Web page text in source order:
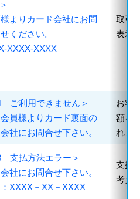
よりカード会社にお問
ください。
XXXX-XXXX
取引
表示
ご利用できません＞
員様よりカード裏面の
社にお問合せ下さい。
お客
額を
れま
支払方法エラー＞
社にお問合せ下さい。
：XXXX－XX－XXXX
支払
考え